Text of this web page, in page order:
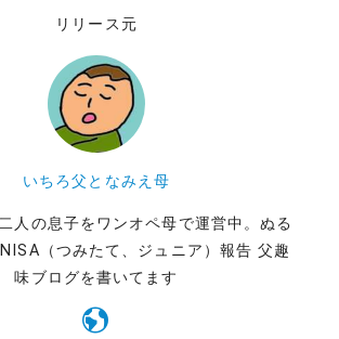
リリース元
いちろ父となみえ母
人の息子をワンオペ母で運営中。ぬる
（つみたて、ジュニア）報告 父趣
味ブログを書いてます